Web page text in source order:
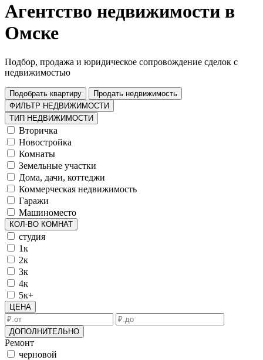
Агентство недвижимости в
Омске
Подбор, продажа и юридическое сопровождение сделок с
недвижимостью
Подобрать квартиру
Продать недвижимость
ФИЛЬТР НЕДВИЖИМОСТИ
ТИП НЕДВИЖИМОСТИ
Вторичка
Новостройка
Комнаты
Земельные участки
Дома, дачи, коттеджи
Коммерческая недвижимость
Гаражи
Машиноместо
КОЛ-ВО КОМНАТ
студия
1к
2к
3к
4к
5к+
ЦЕНА
ДОПОЛНИТЕЛЬНО
Ремонт
черновой